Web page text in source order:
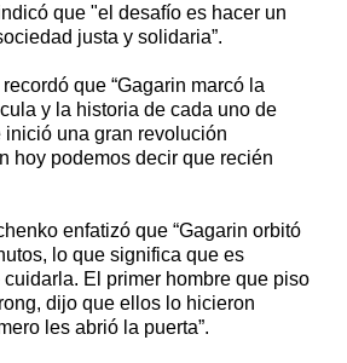
que "el desafío es hacer un
justa y solidaria”.
que “Gagarin marcó la
y la historia de cada uno de
inició una gran revolución
hoy podemos decir que recién
enfatizó que “Gagarin orbitó
lo que significa que es
El primer hombre que piso
dijo que ellos lo hicieron
les abrió la puerta”.